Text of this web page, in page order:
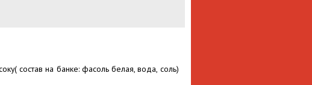
состав на банке: фасоль белая, вода, соль)